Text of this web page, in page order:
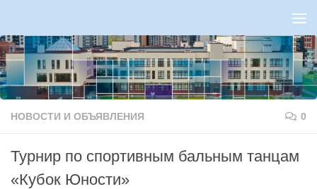
НОВОСТИ И ОБЪЯВЛЕНИЯ 0
Турнир по спортивным бальным танцам
«Кубок Юности»